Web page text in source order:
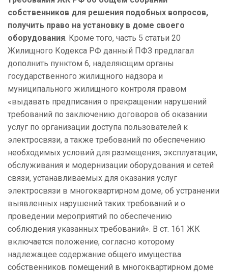
собственников для решения подобных вопросов,
получить право на установку в доме своего
оборудования. Кроме того, часть 5 статьи 20
Жилищного Кодекса РФ данный ПФЗ предлагал
дополнить пунктом 6, наделяющим органы
государственного жилищного надзора и
муниципального жилищного контроля правом
«выдавать предписания о прекращении нарушений
требований по заключению договоров об оказании
услуг по организации доступа пользователей к
электросвязи, а также требований по обеспечению
необходимых условий для размещения, эксплуатации,
обслуживания и модернизации оборудования и сетей
связи, устанавливаемых для оказания услуг
электросвязи в многоквартирном доме, об устранении
выявленных нарушений таких требований и о
проведении мероприятий по обеспечению
соблюдения указанных требований». В ст. 161 ЖК
включается положение, согласно которому
надлежащее содержание общего имущества
собственников помещений в многоквартирном доме